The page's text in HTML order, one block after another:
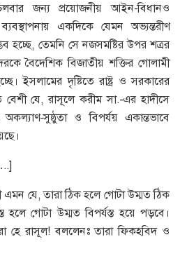
জন্য প্রয়োজনীয় আইন-বিধানও
একদিকে যেমন অভ্যন্তরীণ
হচ্ছে, তেমনি সে নজসমষ্টির উপর শত্রর
বৈদেশিক বিজাতীয় শক্তির গোলামী
ইসলামের দৃষ্টিতে রাষ্ট্র ও সরকারের
যে, রাসূলে করীম সা.-এর হাদীসে
সুষ্ঠুতা ও বিপর্যয় একান্তভাবে
এমন যে, তারা ঠিক হলে গোটা উম্মত ঠিক
হলে গোটা উম্মত বিপর্যস্ত হয়ে পড়বে।
হে রাসূল! বললেনঃ তারা ফিকহবিদ ও